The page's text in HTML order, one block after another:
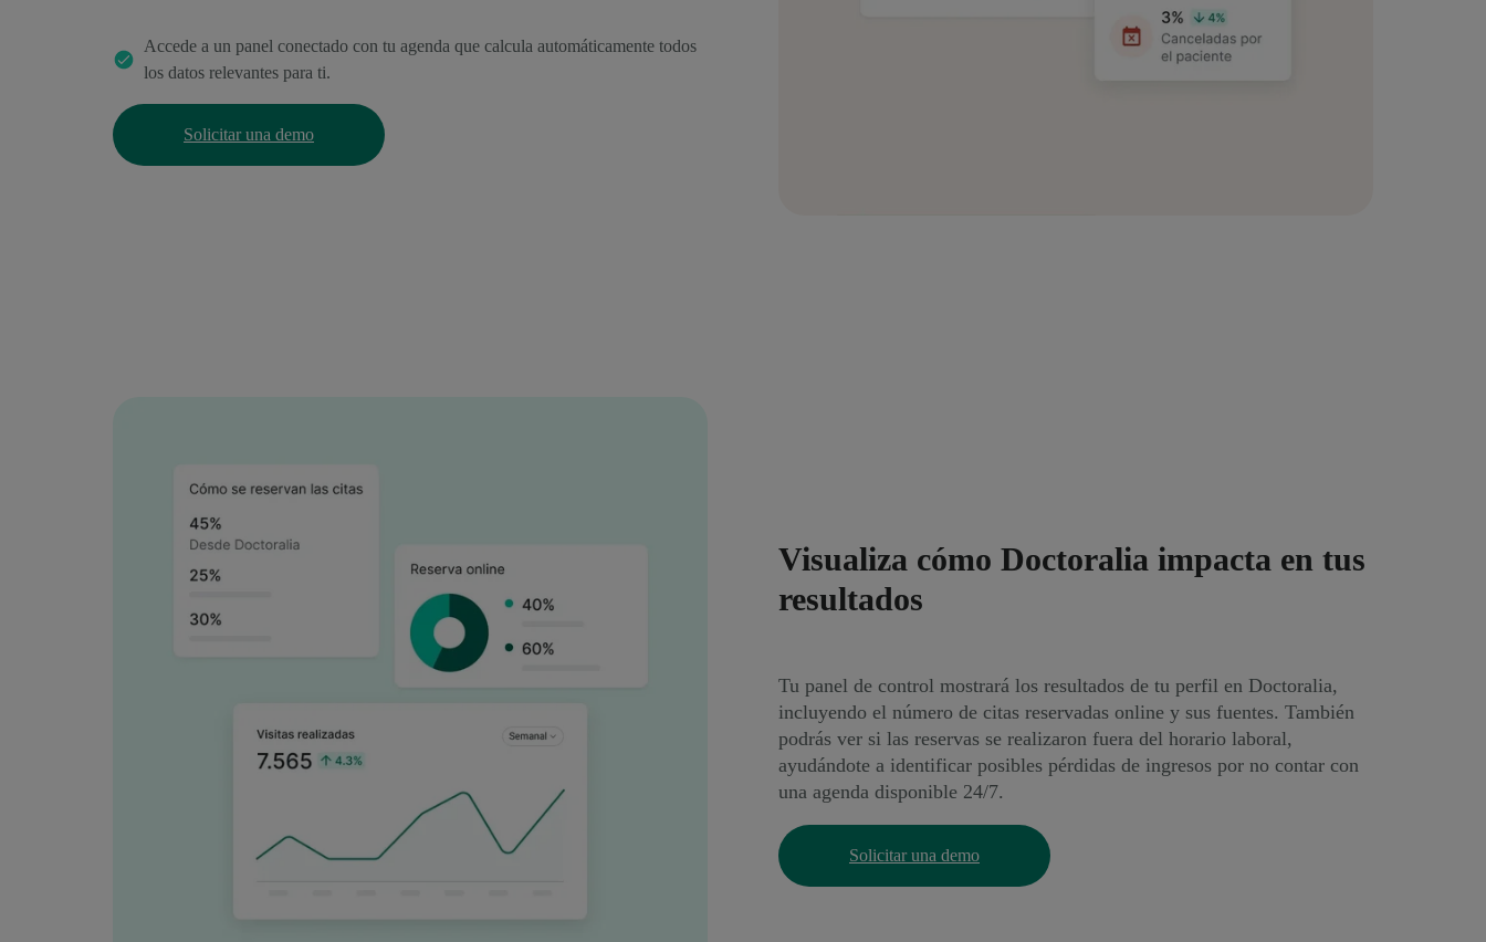
Accede a un panel conectado con tu agenda que calcula automáticamente todos
los datos relevantes para ti.
Solicitar una demo
Visualiza cómo Doctoralia impacta en tus
resultados
Tu panel de control mostrará los resultados de tu perfil en Doctoralia,
incluyendo el número de citas reservadas online y sus fuentes. También
podrás ver si las reservas se realizaron fuera del horario laboral,
ayudándote a identificar posibles pérdidas de ingresos por no contar con
una agenda disponible 24/7.
Solicitar una demo